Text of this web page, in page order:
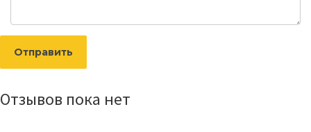
Отправить
Отзывов пока нет